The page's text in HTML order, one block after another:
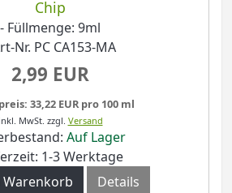
Chip
- Füllmenge: 9ml
Nr. PC CA153-MA
2,99 EUR
33,22 EUR pro 100 ml
inkl. MwSt. zzgl. Versand
Auf Lager
1-3 Werktage
Details